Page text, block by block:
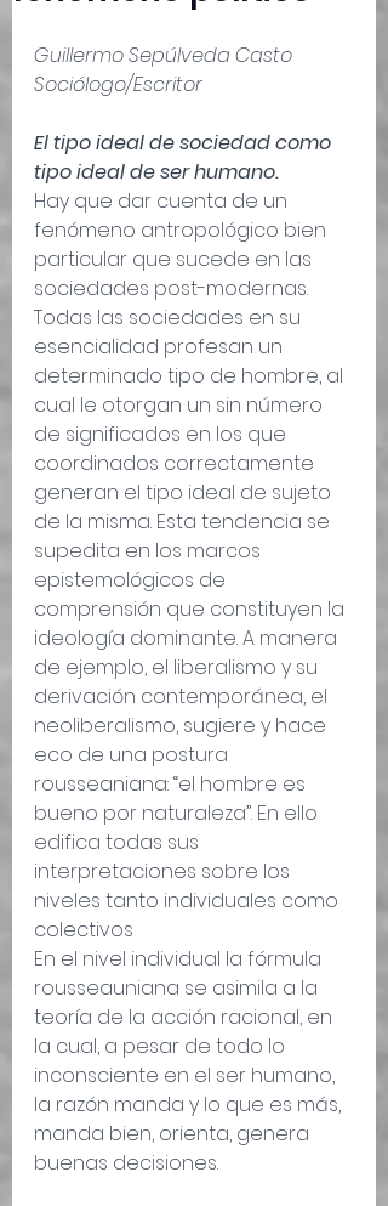
Guillermo Sepúlveda Casto
Sociólogo/Escritor
El tipo ideal de sociedad como
tipo ideal de ser humano.
Hay que dar cuenta de un
fenómeno antropológico bien
particular que sucede en las
sociedades post-modernas.
Todas las sociedades en su
esencialidad profesan un
determinado tipo de hombre, al
cual le otorgan un sin número
de significados en los que
coordinados correctamente
generan el tipo ideal de sujeto
de la misma. Esta tendencia se
supedita en los marcos
epistemológicos de
comprensión que constituyen la
ideología dominante. A manera
de ejemplo, el liberalismo y su
derivación contemporánea, el
neoliberalismo, sugiere y hace
eco de una postura
rousseaniana: “el hombre es
bueno por naturaleza”. En ello
edifica todas sus
interpretaciones sobre los
niveles tanto individuales como
colectivos
En el nivel individual la fórmula
rousseauniana se asimila a la
teoría de la acción racional, en
la cual, a pesar de todo lo
inconsciente en el ser humano,
la razón manda y lo que es más,
manda bien, orienta, genera
buenas decisiones.